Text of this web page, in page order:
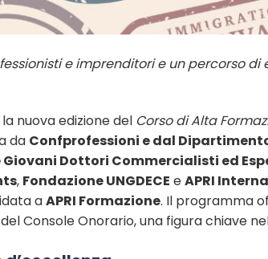
e imprenditori e un percorso
nuova edizione del Corso di Alta
da Confprofessioni e dal
Giovani Dottori Commercialisti ed
, Fondazione UNGDECE eAPRI
aAPRI Formazione. Il programma
Console Onorario, una figura chiave